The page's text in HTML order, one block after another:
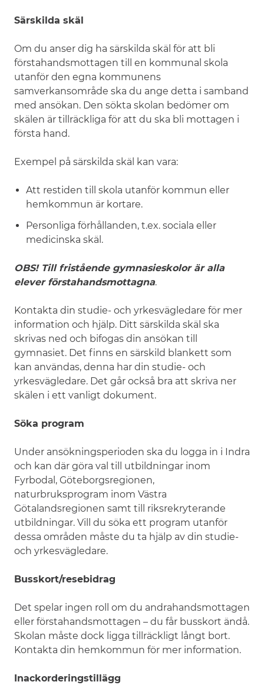
Särskilda skäl
Om du anser dig ha särskilda skäl för att bli
förstahandsmottagen till en kommunal skola
utanför den egna kommunens
samverkansområde ska du ange detta i samband
med ansökan. Den sökta skolan bedömer om
skälen är tillräckliga för att du ska bli mottagen i
första hand.
Exempel på särskilda skäl kan vara:
Att restiden till skola utanför kommun eller
hemkommun är kortare.
Personliga förhållanden, t.ex. sociala eller
medicinska skäl.
OBS! Till fristående gymnasieskolor är alla
elever förstahandsmottagna.
Kontakta din studie- och yrkesvägledare för mer
information och hjälp. Ditt särskilda skäl ska
skrivas ned och bifogas din ansökan till
gymnasiet. Det finns en särskild blankett som
kan användas, denna har din studie- och
yrkesvägledare. Det går också bra att skriva ner
skälen i ett vanligt dokument.
Söka program
Under ansökningsperioden ska du logga in i Indra
och kan där göra val till utbildningar inom
Fyrbodal, Göteborgsregionen,
naturbruksprogram inom Västra
Götalandsregionen samt till riksrekryterande
utbildningar. Vill du söka ett program utanför
dessa områden måste du ta hjälp av din studie-
och yrkesvägledare.
Busskort/resebidrag
Det spelar ingen roll om du andrahandsmottagen
eller förstahandsmottagen – du får busskort ändå.
Skolan måste dock ligga tillräckligt långt bort.
Kontakta din hemkommun för mer information.
Inackorderingstillägg